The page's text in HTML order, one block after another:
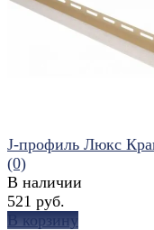
избранное сравнить
J-профиль Люкс
(0)
В наличии
521 руб.
В корзину